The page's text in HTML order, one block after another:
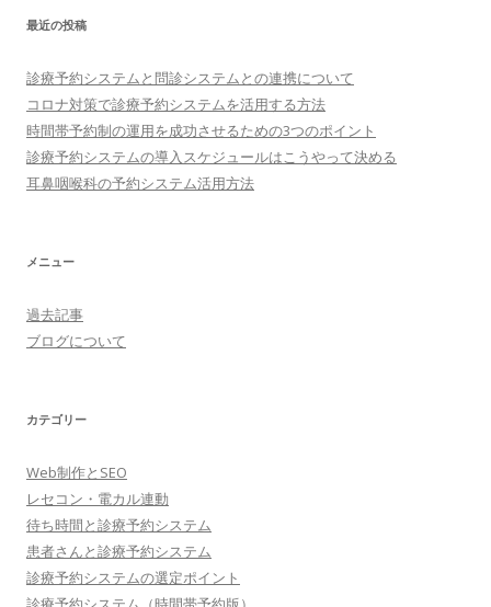
最近の投稿
診療予約システムと問診システムとの連携について
コロナ対策で診療予約システムを活用する方法
時間帯予約制の運用を成功させるための3つのポイント
診療予約システムの導入スケジュールはこうやって決める
耳鼻咽喉科の予約システム活用方法
メニュー
過去記事
ブログについて
カテゴリー
Web制作とSEO
レセコン・電カル連動
待ち時間と診療予約システム
患者さんと診療予約システム
診療予約システムの選定ポイント